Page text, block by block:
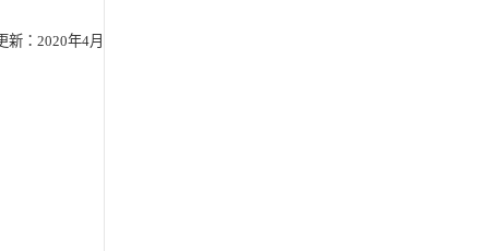
新：2020年4月